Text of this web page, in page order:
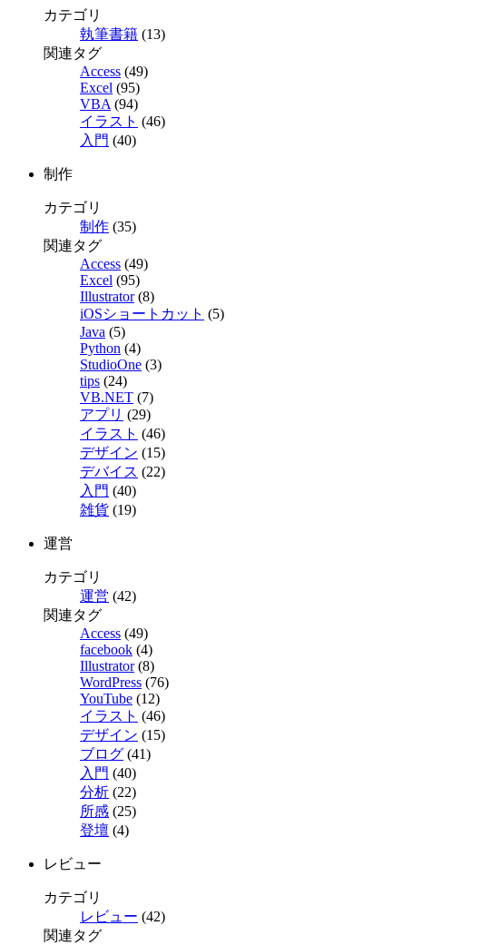
カテゴリ
執筆書籍 (13)
関連タグ
Access (49)
Excel (95)
VBA (94)
イラスト (46)
入門 (40)
制作
カテゴリ
制作 (35)
関連タグ
Access (49)
Excel (95)
Illustrator(8)
iOSショートカット (5)
Java (5)
Python (4)
StudioOne (3)
tips (24)
VB.NET (7)
アプリ (29)
イラスト (46)
デザイン (15)
デバイス (22)
入門 (40)
雑貨 (19)
運営
カテゴリ
運営 (42)
関連タグ
Access (49)
facebook (4)
Illustrator(8)
WordPress (76)
YouTube (12)
イラスト (46)
デザイン (15)
ブログ (41)
入門 (40)
分析 (22)
所感 (25)
登壇 (4)
レビュー
カテゴリ
レビュー (42)
関連タグ